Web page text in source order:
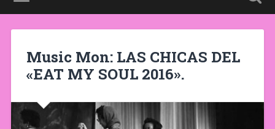
Music Mon: LAS CHICAS DEL
«EAT MY SOUL 2016».